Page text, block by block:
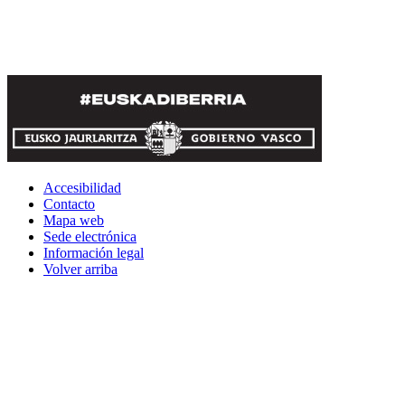
Accesibilidad
Contacto
Mapa web
Sede electrónica
Información legal
Volver arriba